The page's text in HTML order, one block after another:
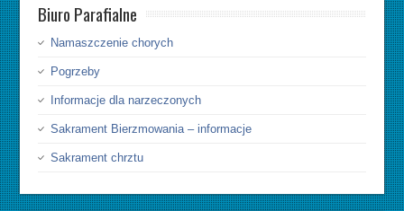
Biuro Parafialne
Namaszczenie chorych
Pogrzeby
Informacje dla narzeczonych
Sakrament Bierzmowania – informacje
Sakrament chrztu